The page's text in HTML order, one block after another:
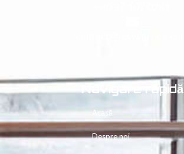
Navigare rapidă
Acasă
Despre noi